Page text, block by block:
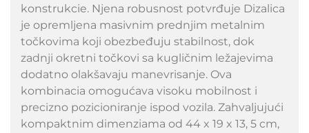
konstrukcie. Njena robusnost potvrđuje Dizalica
je opremljena masivnim prednjim metalnim
točkovima koji obezbeđuju stabilnost, dok
zadnji okretni točkovi sa kugličnim ležajevima
dodatno olakšavaju manevrisanje. Ova
kombinacia omogućava visoku mobilnost i
precizno pozicioniranje ispod vozila. Zahvaljujući
kompaktnim dimenziama od 44 x 19 x 13, 5 cm,